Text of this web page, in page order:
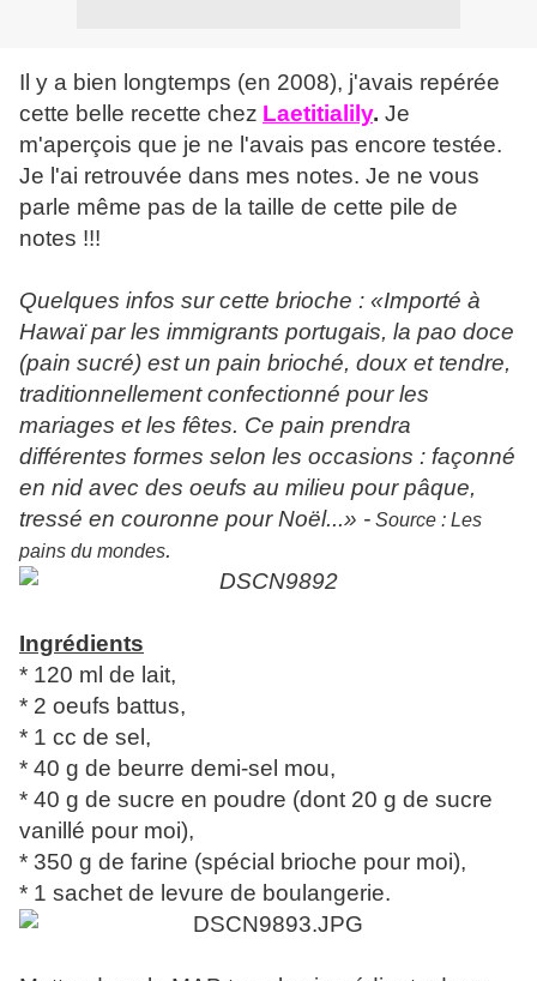
Il y a bien longtemps (en 2008), j'avais repérée
cette belle recette chez Laetitialily. Je
m'aperçois que je ne l'avais pas encore testée.
Je l'ai retrouvée dans mes notes. Je ne vous
parle même pas de la taille de cette pile de
notes !!!
Quelques infos sur cette brioche : «Importé à
Hawaï par les immigrants portugais, la pao doce
(pain sucré) est un pain brioché, doux et tendre,
traditionnellement confectionné pour les
mariages et les fêtes. Ce pain prendra
différentes formes selon les occasions : façonné
en nid avec des oeufs au milieu pour pâque,
tressé en couronne pour Noël...» - Source : Les
pains du mondes.
Ingrédients
* 120 ml de lait,
* 2 oeufs battus,
* 1 cc de sel,
* 40 g de beurre demi-sel mou,
* 40 g de sucre en poudre (dont 20 g de sucre
vanillé pour moi),
* 350 g de farine (spécial brioche pour moi),
* 1 sachet de levure de boulangerie.